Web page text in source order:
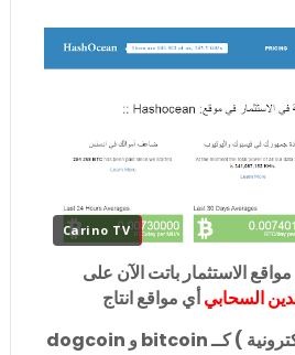
Carino TV
الاستثمار باتت الآن على
السحابيأي مواقع انتاج
العملات الرقمية ( الالكترونية ) كــ bitcoin و dogcoin